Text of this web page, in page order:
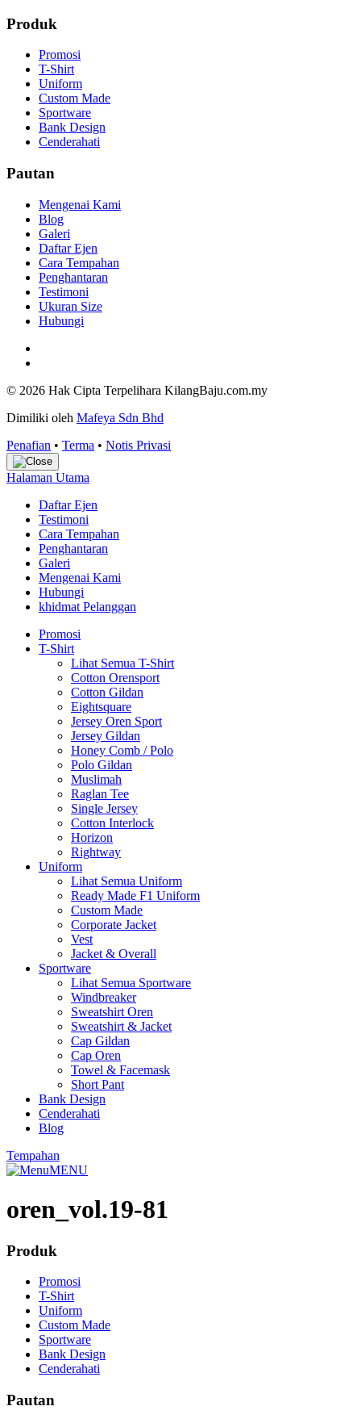
Produk
Promosi
T-Shirt
Uniform
Custom Made
Sportware
Bank Design
Cenderahati
Pautan
Mengenai Kami
Blog
Galeri
Daftar Ejen
Cara Tempahan
Penghantaran
Testimoni
Ukuran Size
Hubungi
© 2026 Hak Cipta Terpelihara KilangBaju.com.my
Dimiliki oleh Mafeya Sdn Bhd
Penafian • Terma • Notis Privasi
Halaman Utama
Daftar Ejen
Testimoni
Cara Tempahan
Penghantaran
Galeri
Mengenai Kami
Hubungi
khidmat Pelanggan
Promosi
T-Shirt
Lihat Semua T-Shirt
Cotton Orensport
Cotton Gildan
Eightsquare
Jersey Oren Sport
Jersey Gildan
Honey Comb / Polo
Polo Gildan
Muslimah
Raglan Tee
Single Jersey
Cotton Interlock
Horizon
Rightway
Uniform
Lihat Semua Uniform
Ready Made F1 Uniform
Custom Made
Corporate Jacket
Vest
Jacket & Overall
Sportware
Lihat Semua Sportware
Windbreaker
Sweatshirt Oren
Sweatshirt & Jacket
Cap Gildan
Cap Oren
Towel & Facemask
Short Pant
Bank Design
Cenderahati
Blog
Tempahan
MENU
oren_vol.19-81
Produk
Promosi
T-Shirt
Uniform
Custom Made
Sportware
Bank Design
Cenderahati
Pautan